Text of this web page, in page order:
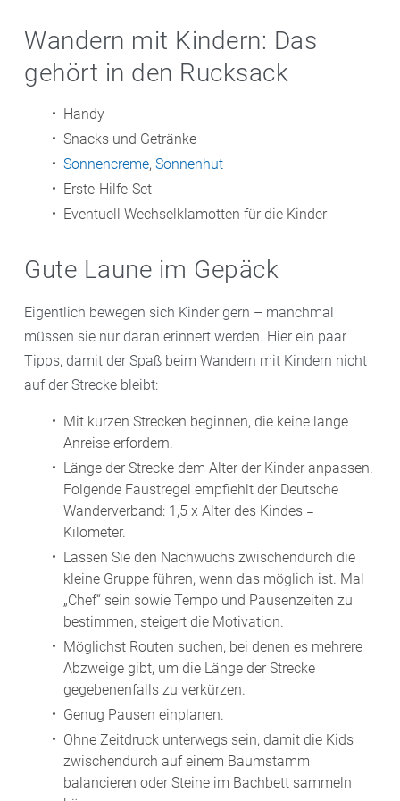
Wandern mit Kindern: Das
gehört in den Rucksack
Handy
Snacks und Getränke
Sonnencreme, Sonnenhut
Erste-Hilfe-Set
Eventuell Wechselklamotten für die Kinder
Gute Laune im Gepäck
Eigentlich bewegen sich Kinder gern – manchmal
müssen sie nur daran erinnert werden. Hier ein paar
Tipps, damit der Spaß beim Wandern mit Kindern nicht
auf der Strecke bleibt:
Mit kurzen Strecken beginnen, die keine lange
Anreise erfordern.
Länge der Strecke dem Alter der Kinder anpassen.
Folgende Faustregel empfiehlt der Deutsche
Wanderverband: 1,5 x Alter des Kindes =
Kilometer.
Lassen Sie den Nachwuchs zwischendurch die
kleine Gruppe führen, wenn das möglich ist. Mal
„Chef“ sein sowie Tempo und Pausenzeiten zu
bestimmen, steigert die Motivation.
Möglichst Routen suchen, bei denen es mehrere
Abzweige gibt, um die Länge der Strecke
gegebenenfalls zu verkürzen.
Genug Pausen einplanen.
Ohne Zeitdruck unterwegs sein, damit die Kids
zwischendurch auf einem Baumstamm
balancieren oder Steine im Bachbett sammeln